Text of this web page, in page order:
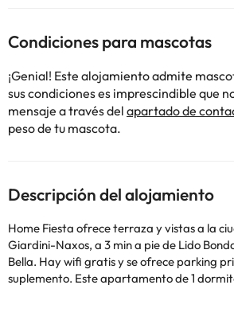
Condiciones para mascotas
¡Genial! Este alojamiento admite
sus condiciones es imprescindible que
mensaje a través del apartado de
peso de tu mascota.
Descripción del alojamiento
Home Fiesta ofrece terraza y vistas a la
Giardini-Naxos, a 3 min a pie de Lido
Bella. Hay wifi gratis y se ofrece parking
suplemento. Este apartamento de 1 dormitorio tiene aire
acondicionado y ofrece 1 baño con bidet,
pelo. Hay una zona de estar, una zona de